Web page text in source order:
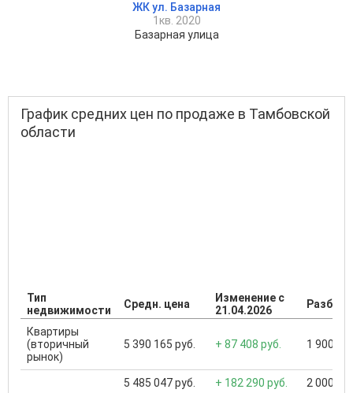
ЖК ул. Базарная
1кв. 2020
Базарная улица
График средних цен по продаже в Тамбовской
области
Тип
недвижимости
Средн. цена
Изменение с
21.04.2026
Квартиры
(вторичный
рынок)
5 390 165 руб. + 87 408 руб. 1 900
5 485 047 руб. + 182 290 руб. 2 000